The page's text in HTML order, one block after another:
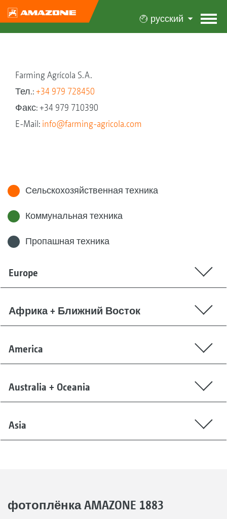
русский
Farming Agrícola S.A.
Тел.:+34 979 728450
Факс: +34 979 710390
E-Mail: info@farming-agricola.com
Сельскохозяйственная техника
Коммунальная техника
Пропашная техника
Europe
Африка + Ближний Восток
America
Australia + Oceania
Asia
фотоплёнка AMAZONE 1883